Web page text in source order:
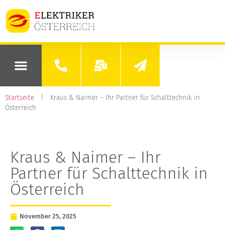
Startseite
Kraus & Naimer – Ihr Partner für Schalttechnik in
Österreich
Kraus & Naimer – Ihr
Partner für Schalttechnik in
Österreich
November 25, 2025